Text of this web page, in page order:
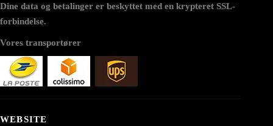
Dine data og betalinger er beskyttet med en krypteret SSL-
forbindelse.
Vores transportører
WEBSITE